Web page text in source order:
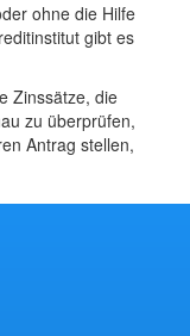
ohne die Hilfe
gibt es
Zinssätze, die
zu überprüfen,
Antrag stellen,